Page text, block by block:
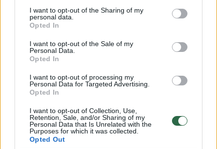
I want to opt-out of the Sharing of my
personal data.
Opted In
I want to opt-out of the Sale of my
Personal Data.
Opted In
I want to opt-out of processing my
Personal Data for Targeted Advertising.
Opted In
I want to opt-out of Collection, Use,
Retention, Sale, and/or Sharing of my
Personal Data that Is Unrelated with the
Purposes for which it was collected.
Opted Out
Kelionė automobiliu katinui neprailgo: atrado naują
žaidimą
kainos ir kokybės santykis nustebins
Žinios | Auto
00:00:16
Užfiksavo laukinį automobilių vagį: į vieną pavyko
įsibrauti